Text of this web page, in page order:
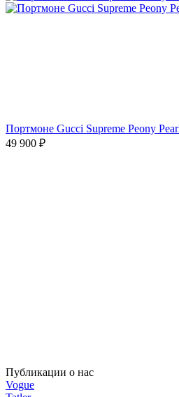
Портмоне Gucci Supreme Peony
49 900 ₽
Публикации о нас
Vogue